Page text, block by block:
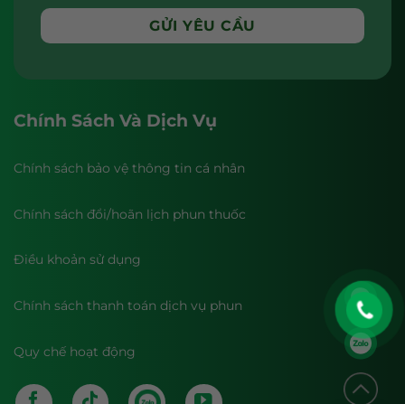
Chính Sách Và Dịch Vụ
Chính sách bảo vệ thông tin cá nhân
Chính sách đổi/hoãn lịch phun thuốc
Điều khoản sử dụng
Chính sách thanh toán dịch vụ phun
Quy chế hoạt động